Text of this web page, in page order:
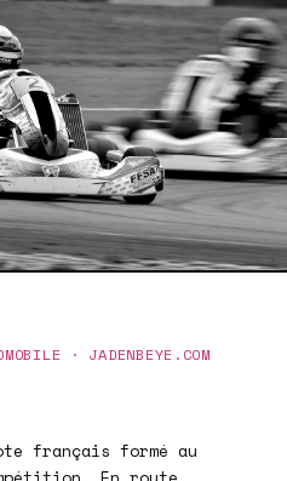
· JADENBEYE.COM
français formé au